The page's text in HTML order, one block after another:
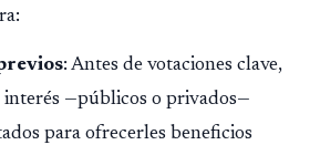
: Antes de votaciones clave,
interés —públicos o privados—
para ofrecerles beneficios